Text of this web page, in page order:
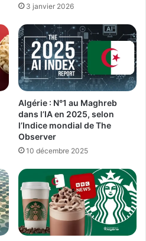
3 janvier 2026
Algérie : N°1 au Maghreb
dans l’IA en 2025, selon
l’Indice mondial de The
Observer
10 décembre 2025